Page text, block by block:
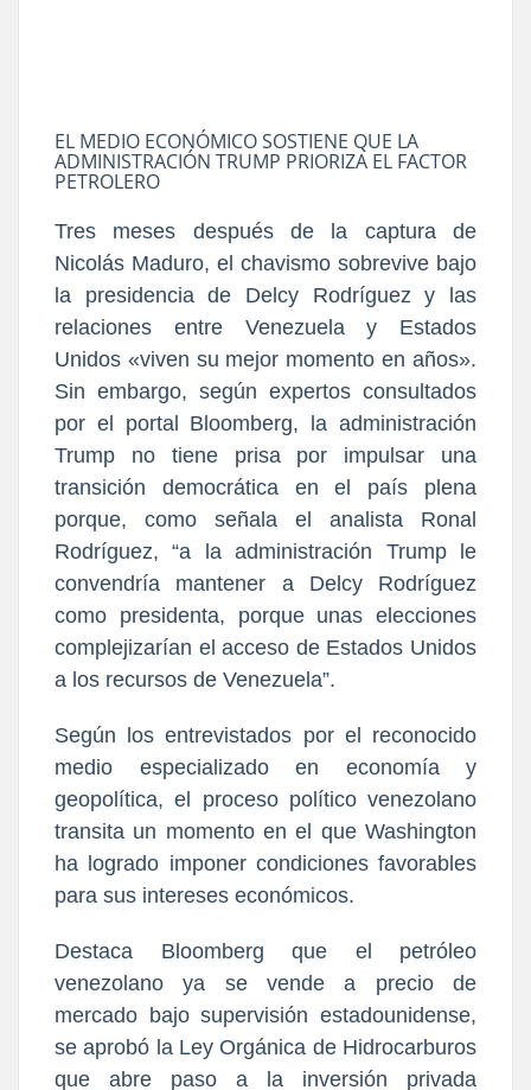
EL MEDIO ECONÓMICO SOSTIENE QUE LA
ADMINISTRACIÓN TRUMP PRIORIZA EL FACTOR
PETROLERO
Tres meses después de la captura de
Nicolás Maduro, el chavismo sobrevive bajo
la presidencia de Delcy Rodríguez y las
relaciones entre Venezuela y Estados
Unidos «viven su mejor momento en años».
Sin embargo, según expertos consultados
por el portal Bloomberg, la administración
Trump no tiene prisa por impulsar una
transición democrática en el país plena
porque, como señala el analista Ronal
Rodríguez, “a la administración Trump le
convendría mantener a Delcy Rodríguez
como presidenta, porque unas elecciones
complejizarían el acceso de Estados Unidos
a los recursos de Venezuela”.
Según los entrevistados por el reconocido
medio especializado en economía y
geopolítica, el proceso político venezolano
transita un momento en el que Washington
ha logrado imponer condiciones favorables
para sus intereses económicos.
Destaca Bloomberg que el petróleo
venezolano ya se vende a precio de
mercado bajo supervisión estadounidense,
se aprobó la Ley Orgánica de Hidrocarburos
que abre paso a la inversión privada